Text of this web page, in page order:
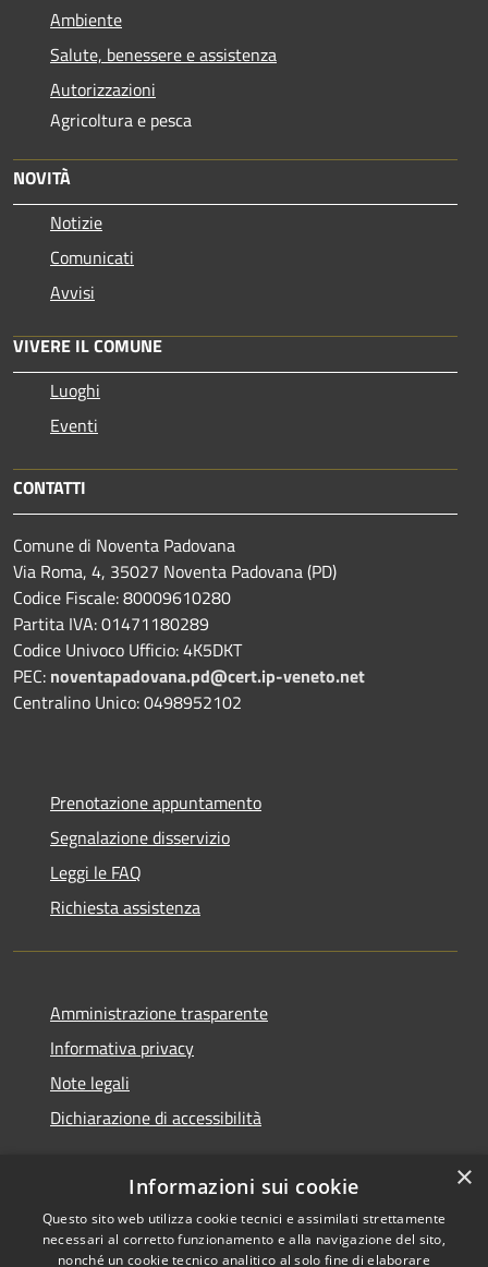
Ambiente
Salute, benessere e assistenza
Autorizzazioni
Agricoltura e pesca
NOVITÀ
Notizie
Comunicati
Avvisi
VIVERE IL COMUNE
Luoghi
Eventi
CONTATTI
Comune di Noventa Padovana
Via Roma, 4, 35027 Noventa Padovana (PD)
Codice Fiscale: 80009610280
Partita IVA: 01471180289
Codice Univoco Ufficio: 4K5DKT
PEC: noventapadovana.pd@cert.ip-veneto.net
Centralino Unico: 0498952102
Prenotazione appuntamento
Segnalazione disservizio
Leggi le FAQ
Richiesta assistenza
Amministrazione trasparente
Informativa privacy
Note legali
Dichiarazione di accessibilità
RSS
Accessibilità
Copyright © 2026 • Comune di
Noventa Padovana • Powered
×
Informazioni sui cookie
Questo sito web utilizza cookie tecnici e assimilati strettamente
necessari al corretto funzionamento e alla navigazione del sito,
nonché un cookie tecnico analitico al solo fine di elaborare